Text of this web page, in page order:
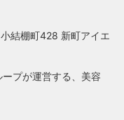
小結棚町428 新町アイエ
プが運営する、美容